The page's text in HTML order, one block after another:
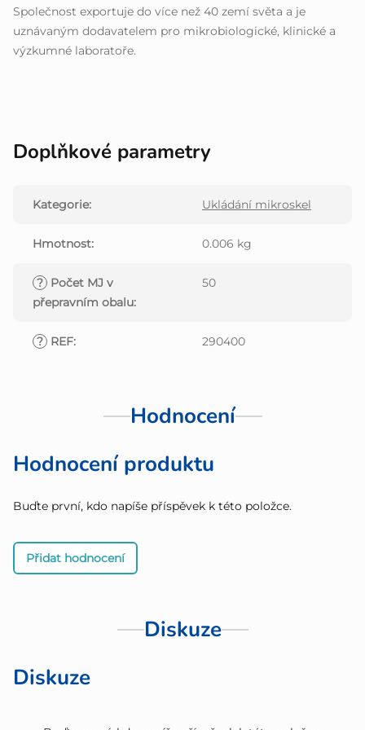
Společnost exportuje do více než 40 zemí světa a je
uznávaným dodavatelem pro mikrobiologické, klinické a
výzkumné laboratoře.
Doplňkové parametry
Kategorie: Ukládání mikroskel
Hmotnost: 0.006 kg
? Počet MJ v
přepravním obalu:
50
? REF: 290400
Hodnocení
Hodnocení produktu
Buďte první, kdo napíše příspěvek k této položce.
Přidat hodnocení
Diskuze
Diskuze